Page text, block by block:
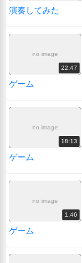
演奏してみた
no image
22:47
ゲーム
no image
18:13
ゲーム
no image
1:46
ゲーム